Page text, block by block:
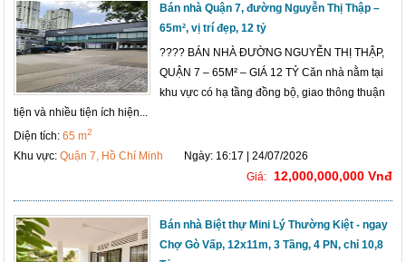
Bán nhà Quận 7, đường Nguyễn Thị Thập –
65m², vị trí đẹp, 12 tỷ
???? BÁN NHÀ ĐƯỜNG NGUYỄN THỊ THẬP,
QUẬN 7 – 65M² – GIÁ 12 TỶ Căn nhà nằm tại
khu vực có hạ tầng đồng bộ, giao thông thuận
tiện và nhiều tiện ích hiện...
Diện tích:65 m2
Khu vực:Quận 7, Hồ Chí Minh
Ngày: 16:17 | 24/07/2026
Giá:
12,000,000,000 Vnđ
Bán nhà Biệt thự Mini Lý Thường Kiệt - ngay
Chợ Gò Vấp, 12x11m, 3 Tầng, 4 PN, chỉ 10,8